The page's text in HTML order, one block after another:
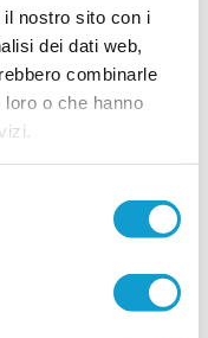
nostro sito con i
dei dati web,
combinarle
o che hanno
sul proprio settore
crescita dei portieri,
un professionista di
Junior rafforzano il
ai giovani affidando il